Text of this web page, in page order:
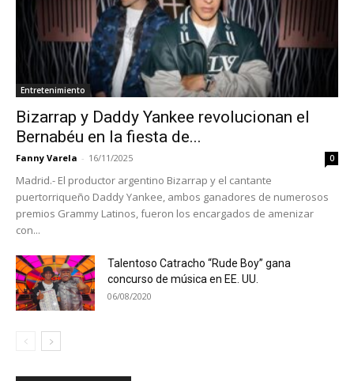
Entretenimiento
Bizarrap y Daddy Yankee revolucionan el
Bernabéu en la fiesta de...
Fanny Varela - 16/11/2025 0
Madrid.- El productor argentino Bizarrap y el cantante
puertorriqueño Daddy Yankee, ambos ganadores de numerosos
premios Grammy Latinos, fueron los encargados de amenizar
con...
Talentoso Catracho “Rude Boy” gana
concurso de música en EE. UU.
06/08/2020